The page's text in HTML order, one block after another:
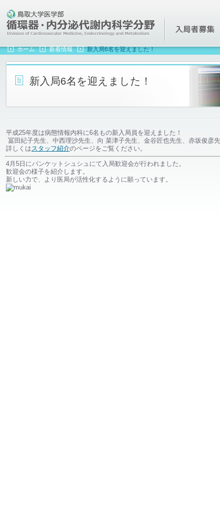
ホーム 新着情報 新入局6名を迎えました！
新入局6名を迎えました！
平成25年度は病態情報内科に6名もの新入局員を迎えました！
冨田紀子先生、中西理沙先生、向 菜津子先生、金谷匠也先生、赤坂俊彦
詳しくはスタッフ紹介のページをご覧ください。
4月5日にバンケットシュシュにて入局歓迎会が行われました。
歓迎会の様子を紹介します。
新しい力で、より医局が活性化するように願っています。